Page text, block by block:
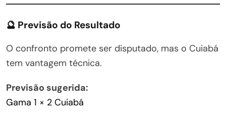
🔮 Previsão do Resultado
O confronto promete ser disputado, mas o Cuiabá
tem vantagem técnica.
Previsão sugerida:
Gama 1 × 2 Cuiabá